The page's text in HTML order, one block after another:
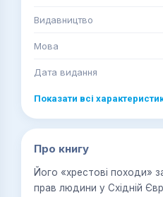
Видавництво
Мова
Дата видання
Показати всі
Про книгу
Його «хрестові походи»
прав людини у Східній